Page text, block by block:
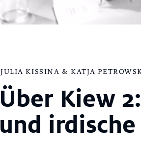
JULIA KISSINA & KATJA
Über Kiew
und